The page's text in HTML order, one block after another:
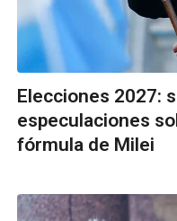
Elecciones 2027:
especulaciones
fórmula de Milei